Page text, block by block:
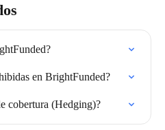
en BrightFunded?
cobertura (Hedging)?